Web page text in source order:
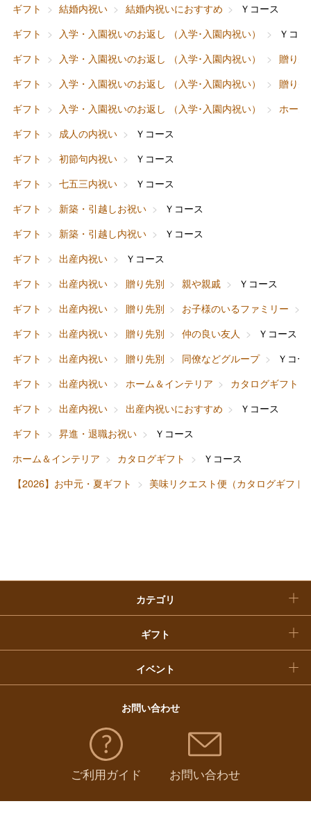
ギフト
結婚内祝い 結婚内祝いにおすすめ
Ｙコース
ギフト
入学・入園祝いのお返し （入学･入園内祝い）
Ｙコー
ギフト
入学・入園祝いのお返し （入学･入園内祝い）
贈り先
ギフト
入学・入園祝いのお返し （入学･入園内祝い）
贈り先
ギフト
入学・入園祝いのお返し （入学･入園内祝い）
ホー
ギフト
成人の内祝い
Ｙコース
ギフト
初節句内祝い
Ｙコース
ギフト
七五三内祝い
Ｙコース
ギフト
新築・引越しお祝い
Ｙコース
ギフト
新築・引越し内祝い
Ｙコース
ギフト
出産内祝い
Ｙコース
ギフト
出産内祝い 贈り先別 親や親戚
Ｙコース
ギフト
出産内祝い 贈り先別 お子様のいるファミリー
ギフト
出産内祝い 贈り先別 仲の良い友人
Ｙコース
ギフト
出産内祝い 贈り先別 同僚などグループ
Ｙコー
ギフト
出産内祝い ホーム＆インテリア
カタログギフト
ギフト
出産内祝い 出産内祝いにおすすめ
Ｙコース
ギフト
昇進・退職お祝い
Ｙコース
ホーム＆インテリア
カタログギフト
Ｙコース
【2026】お中元・夏ギフト
美味リクエスト便（カタログギフト
カテゴリ
フード＆スイーツ
ファッション
ホーム＆インテリア
ベビー＆キッズ
ギフト
出産内祝い
結婚内祝い
お香典返し
快気祝い
イベント
バレンタインチョコレート
母の日
父の日
お中元
敬老の日
福袋
お問い合わせ
ご利用ガイド お問い合わせ